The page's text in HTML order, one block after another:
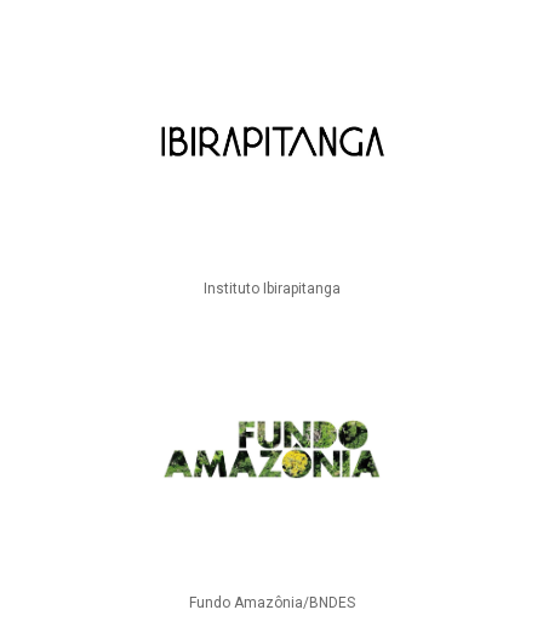
Instituto Ibirapitanga
Fundo Amazônia/BNDES